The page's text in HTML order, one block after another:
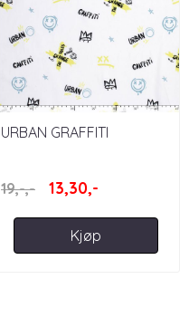
URBAN GRAFFITI
19,-,- 13,30,-
Kjøp